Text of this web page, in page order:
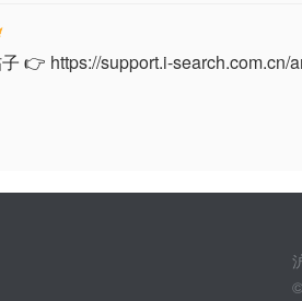
👉 https://support.i-